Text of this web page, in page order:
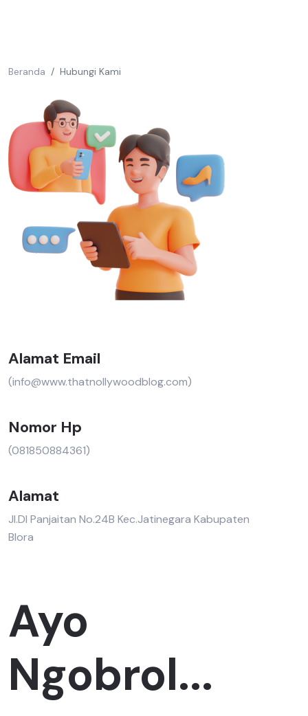
Beranda Hubungi Kami
Alamat Email
(info@www.thatnollywoodblog.com)
Nomor Hp
(081850884361)
Alamat
Jl.DI Panjaitan No.24B Kec.Jatinegara Kabupaten
Blora
Ayo
Ngobrol...